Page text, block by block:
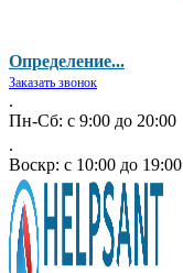
Определение...
Заказать звонок
.
Пн-Сб: с 9:00 до 20:00
.
Воскр: с 10:00 до 19:00